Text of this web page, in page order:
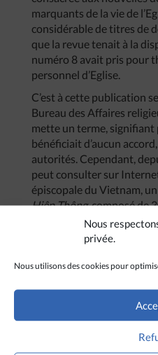
Nous
privée.
Nous utilisons des cookies pour
marquants de la vie de
considérable de titres de
que la revue tenait à la
numéro 8 avait pris pour
personnel d’Eglise.
C’est à cette publication
Bureau des Affaires
mette un terme, signifiant
bénéficiait d’aucun
autorités. Cependant,
peut consulter sur
épiscopale du Vietnam,
HiêpThông, composé de
l’éducation du laïcat,
avant la dernière